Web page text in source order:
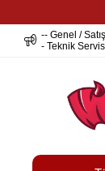
-- Genel /
- Teknik